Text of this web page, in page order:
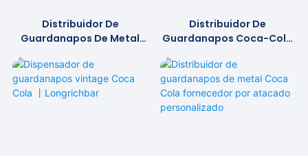
Distribuidor De
Guardanapos De Metal
Da Marca丨longrichbar
Distribuidor De
Guardanapos Coca-Cola